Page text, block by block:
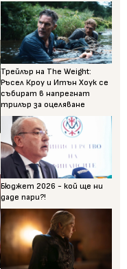
Трейлър на The Weight:
Ръсел Кроу и Итън Хоук се
събират в напрегнат
трилър за оцеляване
Бюджет 2026 - кой ще ни
даде пари?!